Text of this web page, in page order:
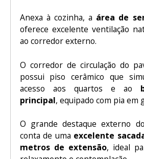
Anexa à cozinha, a área de
oferece excelente ventilação
ao corredor externo.
O corredor de circulação do
possui piso cerâmico que
acesso aos quartos e ao
principal, equipado com pia em
O grande destaque externo
conta de uma excelente
metros de extensão, ideal